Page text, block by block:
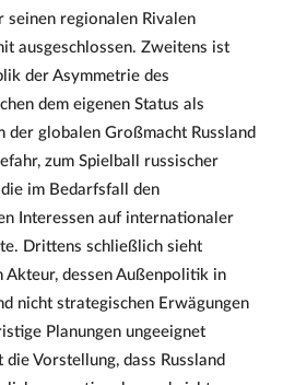
seinen regionalen Rivalen
ausgeschlossen. Zweitens ist
der Asymmetrie des
dem eigenen Status als
der globalen Großmacht Russland
zum Spielball russischer
im Bedarfsfall den
Interessen auf internationaler
Drittens schließlich sieht
Akteur, dessen Außenpolitik in
nicht strategischen Erwägungen
Planungen ungeeignet
Vorstellung, dass Russland